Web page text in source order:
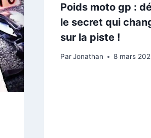
Poids moto gp :
le secret qui
sur la piste !
Par Jonathan 8 mars